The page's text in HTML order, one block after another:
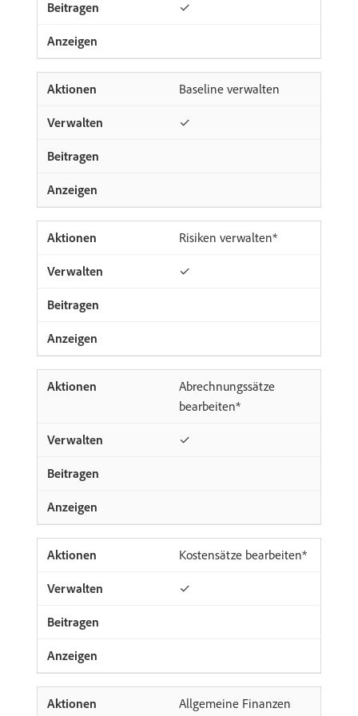
✓
Baseline verwalten
✓
Risiken verwalten*
✓
Abrechnungssätze
bearbeiten*
✓
Kostensätze bearbeiten*
✓
Allgemeine Finanzen